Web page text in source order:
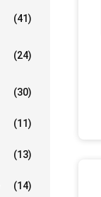
(41)
(24)
(30)
(11)
(13)
(14)